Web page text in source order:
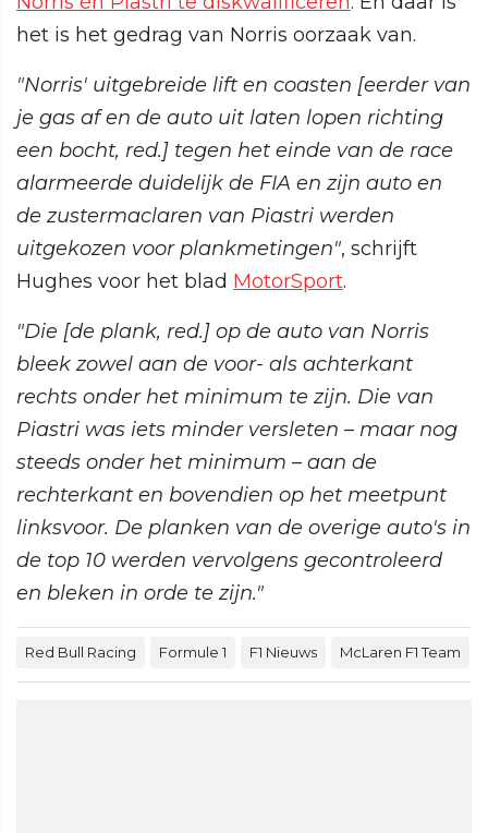
het is het gedrag van Norris oorzaak van.
"Norris' uitgebreide lift en coasten [eerder van
je gas af en de auto uit laten lopen richting
een bocht, red.] tegen het einde van de race
alarmeerde duidelijk de FIA en zijn auto en
de zustermaclaren van Piastri werden
uitgekozen voor plankmetingen", schrijft
Hughes voor het blad MotorSport.
"Die [de plank, red.] op de auto van Norris
bleek zowel aan de voor- als achterkant
rechts onder het minimum te zijn. Die van
Piastri was iets minder versleten – maar nog
steeds onder het minimum – aan de
rechterkant en bovendien op het meetpunt
linksvoor. De planken van de overige auto's in
de top 10 werden vervolgens gecontroleerd
en bleken in orde te zijn."
Red Bull Racing Formule 1 F1 Nieuws McLaren F1 Team